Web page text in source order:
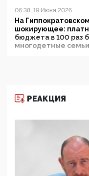
06:38, 19 Июня 2026
На
шокирующее:
бюджета в 100 раз
многодетные семьи
11:53, 09 Июня 2026
деятельность
цифроглобалисты
повестку в
09:43, 01 Июня 2026
5G за счет
отобрать у
РЕАКЦИЯ